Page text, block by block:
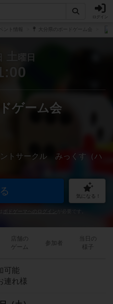
ログイン
大分県のボードゲーム会
曜日
ゲーム会
ントサークル みっくす（ハ
気になる！
ボドゲーマへのログイン
店舗の
ゲーム
参加者
当日の
様子
可能
連れ様